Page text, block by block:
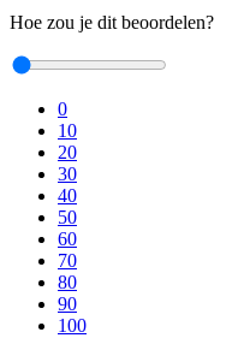
Hoe zou je dit beoordelen?
0
10
20
30
40
50
60
70
80
90
100